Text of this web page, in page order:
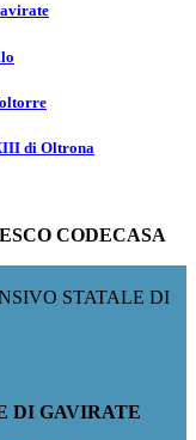
di Oltrona
CODECASA
STATALE DI
DI GAVIRATE